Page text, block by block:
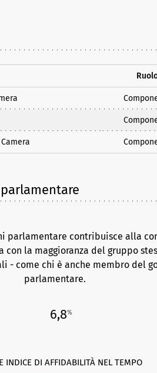
Camera
parlamentare contribuisce alla
la maggioranza del gruppo
- come chi è anche membro del
parlamentare.
6,8%
INDICE DI AFFIDABILITÀ NEL TEMPO